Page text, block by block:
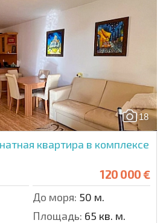
18
квартира в комплексе
120 000 €
До моря: 50 м.
Площадь: 65 кв. м.